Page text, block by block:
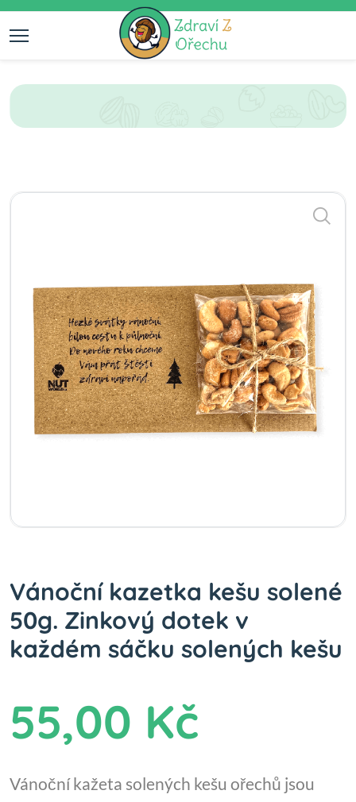
Vánoční kazetka kešu solené
50g. Zinkový dotek v
každém sáčku solených kešu
55,00 Kč
Vánoční kažeta solených kešu ořechů jsou